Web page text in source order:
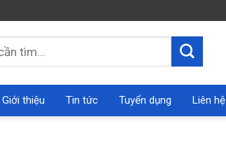
Giới thiệu Tin tức Tuyển dụng Liên hệ